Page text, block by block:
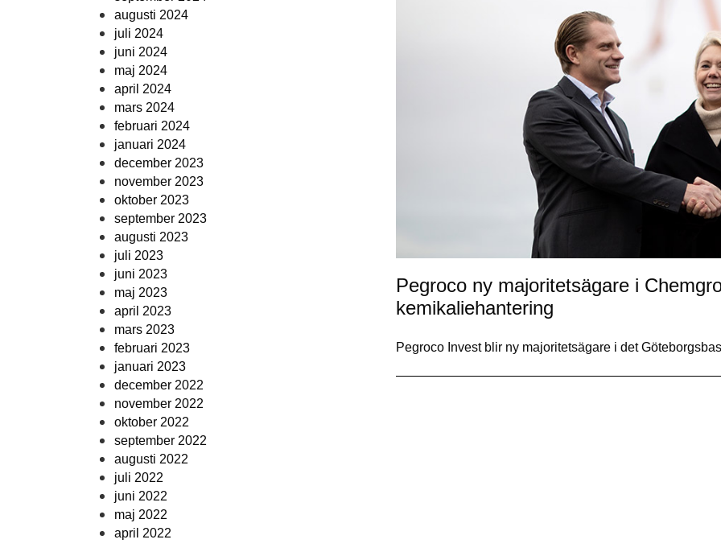
augusti 2024
juli 2024
juni 2024
maj 2024
april 2024
mars 2024
februari 2024
januari 2024
december 2023
november 2023
oktober 2023
september 2023
augusti 2023
juli 2023
juni 2023
maj 2023
april 2023
mars 2023
februari 2023
januari 2023
december 2022
november 2022
oktober 2022
september 2022
augusti 2022
juli 2022
juni 2022
maj 2022
april 2022
Pegroco ny majoritetsägare i
kemikaliehantering
Pegroco Invest blir ny majoritetsägare i det